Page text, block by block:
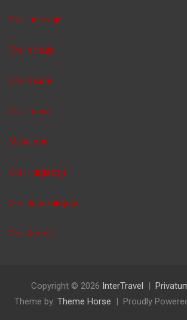
Orai Lietuvoje
Orai Vilniuje
Orai Kaune
Orai Tunise
Malta orai
Orai Hurgadoje
Orai Juodkalnijoje
Orai Kretoje
Copyright © 2026 InterTravel
Theme by: Theme Horse Proudly